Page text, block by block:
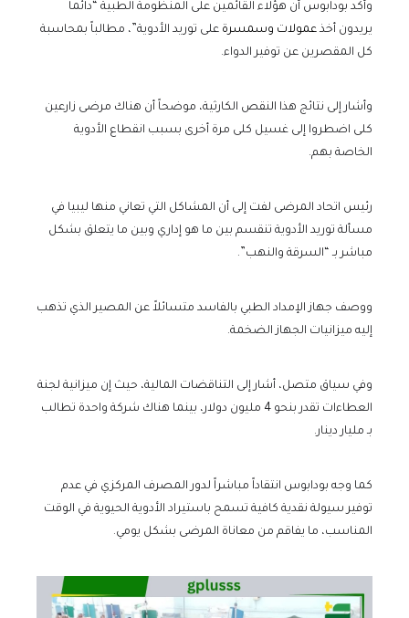
وأكد بودابوس أن هؤلاء القائمين على المنظومة الطبية “دائما
يريدون أخذ عمولات وسمسرة على توريد الأدوية”، مطالباً بمحاسبة
كل المقصرين عن توفير الدواء.
وأشار إلى نتائج هذا النقص الكارثية، موضحاً أن هناك مرضى زارعين
كلى اضطروا إلى غسيل كلى مرة أخرى بسبب انقطاع الأدوية
الخاصة بهم.
رئيس اتحاد المرضى لفت إلى أن المشاكل التي تعاني منها ليبيا في
مسألة توريد الأدوية تنقسم بين ما هو إداري وبين ما يتعلق بشكل
مباشر بـ “السرقة والنهب”.
ووصف جهاز الإمداد الطبي بالفاسد متسائلاً عن المصير الذي تذهب
إليه ميزانيات الجهاز الضخمة.
وفي سياق متصل، أشار إلى التناقضات المالية، حيث إن ميزانية لجنة
العطاءات تقدر بنحو 4 مليون دولار، بينما هناك شركة واحدة تطالب
بـ مليار دينار.
كما وجه بودابوس انتقاداً مباشراً لدور المصرف المركزي في عدم
توفير سيولة نقدية كافية تسمح باستيراد الأدوية الحيوية في الوقت
المناسب، ما يفاقم من معاناة المرضى بشكل يومي.